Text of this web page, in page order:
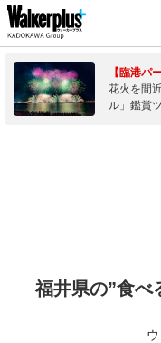
【臨港パ
花火を間
ル」鑑賞
福井県の”食べ